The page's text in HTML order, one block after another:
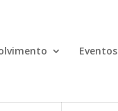
Eventos